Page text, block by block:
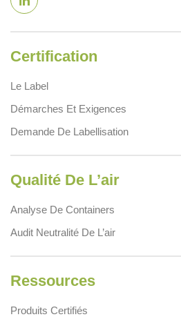
Certification
Le Label
Démarches Et Exigences
Demande De Labellisation
Qualité De L’air
Analyse De Containers
Audit Neutralité De L’air
Ressources
Produits Certifiés